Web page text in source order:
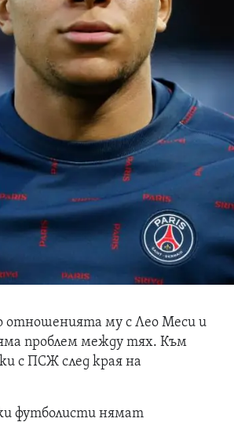
отношенията му с Лео Меси и
проблем между тях. Към
с ПСЖ след края на
футболисти нямат